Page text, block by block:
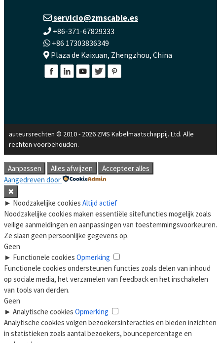
servicio@zmscable.es
+86-371-67829333
+86 17303836349
Plaza de Kaixuan, Zhengzhou, China
auteursrechten © 2010 - 2026 ZMS Kabelmaatschappij. Ltd. Alle
rechten voorbehouden.
Aanpassen Alles afwijzen
Accepteer alles
Aangedreven door
✖
► Noodzakelijke cookies Altijd actief
Noodzakelijke cookies maken essentiële sitefuncties mogelijk zoals
veilige aanmeldingen en aanpassingen van toestemmingsvoorkeuren.
Ze slaan geen persoonlijke gegevens op.
Geen
► Functionele cookies Opmerking
Functionele cookies ondersteunen functies zoals delen van inhoud
op sociale media, het verzamelen van feedback en het inschakelen
van tools van derden.
Geen
► Analytische cookies Opmerking
Analytische cookies volgen bezoekersinteracties en bieden inzichten
in statistieken zoals aantal bezoekers, bouncepercentage en